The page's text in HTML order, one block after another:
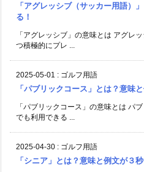
「アグレッシブ（サッカー用語）
る！
「アグレッシブ」の意味とは アグレ
つ積極的にプレ ...
2025-05-01 : ゴルフ用語
「パブリックコース」とは？意味
「パブリックコース」の意味とは パ
でも利用できる ...
2025-04-30 : ゴルフ用語
「シニア」とは？意味と例文が３